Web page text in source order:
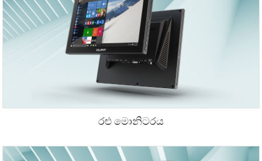
රළු මොනිටරය